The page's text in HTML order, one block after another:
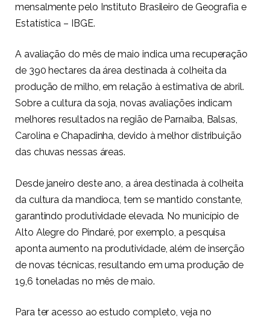
mensalmente pelo Instituto Brasileiro de Geografia e
Estatística – IBGE.
A avaliação do mês de maio indica uma recuperação
de 390 hectares da área destinada à colheita da
produção de milho, em relação à estimativa de abril.
Sobre a cultura da soja, novas avaliações indicam
melhores resultados na região de Parnaíba, Balsas,
Carolina e Chapadinha, devido à melhor distribuição
das chuvas nessas áreas.
Desde janeiro deste ano, a área destinada à colheita
da cultura da mandioca, tem se mantido constante,
garantindo produtividade elevada. No município de
Alto Alegre do Pindaré, por exemplo, a pesquisa
aponta aumento na produtividade, além de inserção
de novas técnicas, resultando em uma produção de
19,6 toneladas no mês de maio.
Para ter acesso ao estudo completo, veja no